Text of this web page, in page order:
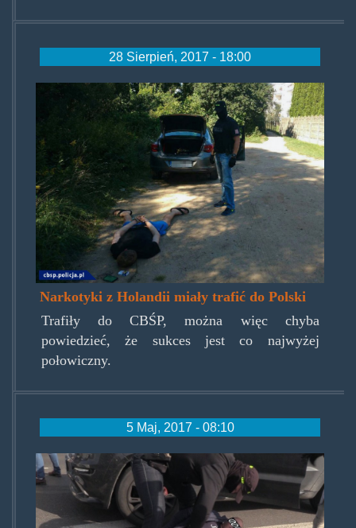
28 Sierpień, 2017 - 18:00
cbsp280817a.jpg
Narkotyki z Holandii miały trafić do Polski
Trafiły do CBŚP, można więc chyba
powiedzieć, że sukces jest co najwyżej
połowiczny.
5 Maj, 2017 - 08:10
szkielko1.jpg